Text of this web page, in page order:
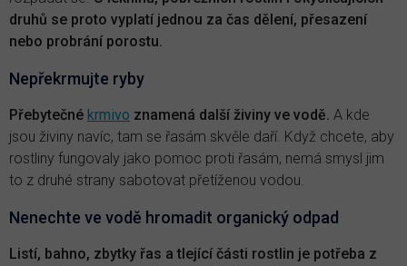
druhů se proto vyplatí jednou za čas dělení, přesazení
nebo probrání porostu.
Nepřekrmujte ryby
Přebytečné krmivo znamená další živiny ve vodě. A kde
jsou živiny navíc, tam se řasám skvěle daří. Když chcete, aby
rostliny fungovaly jako pomoc proti řasám, nemá smysl jim
to z druhé strany sabotovat přetíženou vodou.
Nenechte ve vodě hromadit organický odpad
Listí, bahno, zbytky řas a tlející části rostlin je potřeba z